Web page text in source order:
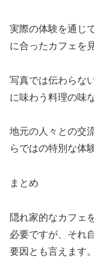
実際の体験を通じ
に合ったカフェを
写真では伝わらな
に味わう料理の味
地元の人々との交
らではの特別な体
まとめ
隠れ家的なカフェ
必要ですが、それ
要因とも言えます。